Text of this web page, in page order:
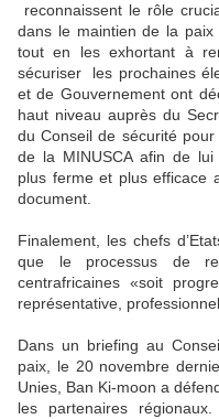
reconnaissent le rôle
dans le maintien de la paix
tout en les exhortant à
sécuriser les prochaines
et de Gouvernement ont
haut niveau auprès du
du Conseil de sécurité
de la MINUSCA afin de
plus ferme et plus efficace
document.
Finalement, les chefs
que le processus de
centrafricaines «soit
représentative,
Dans un briefing au
paix, le 20 novembre
Unies, Ban Ki-moon a
les partenaires